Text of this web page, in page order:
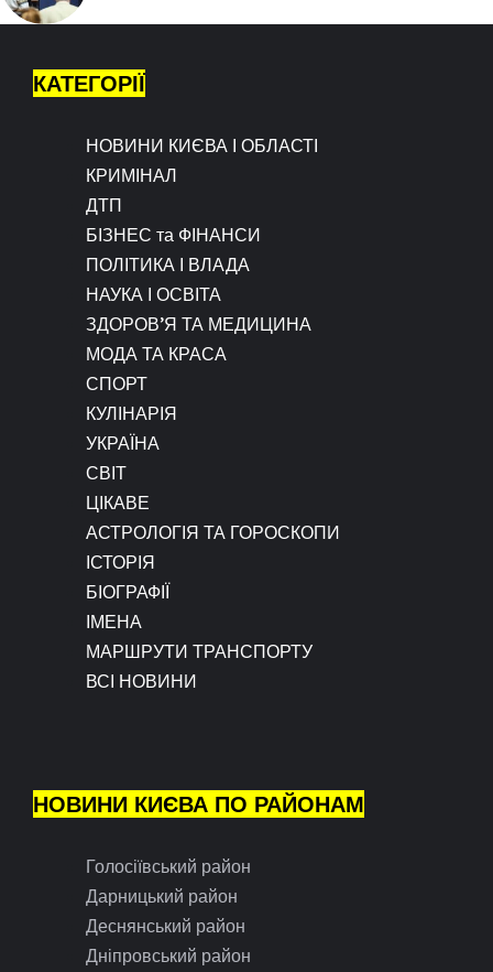
КАТЕГОРІЇ
НОВИНИ КИЄВА І ОБЛАСТІ
КРИМІНАЛ
ДТП
БІЗНЕС та ФІНАНСИ
ПОЛІТИКА І ВЛАДА
НАУКА І ОСВІТА
ЗДОРОВ’Я ТА МЕДИЦИНА
МОДА ТА КРАСА
СПОРТ
КУЛІНАРІЯ
УКРАЇНА
СВІТ
ЦІКАВЕ
АСТРОЛОГІЯ ТА ГОРОСКОПИ
ІСТОРІЯ
БІОГРАФІЇ
ІМЕНА
МАРШРУТИ ТРАНСПОРТУ
ВСІ НОВИНИ
НОВИНИ КИЄВА ПО РАЙОНАМ
Голосіївський район
Дарницький район
Деснянський район
Дніпровський район